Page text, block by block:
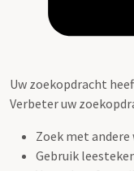
Uw zoekopdracht
Verbeter uw
Zoek met andere
Gebruik